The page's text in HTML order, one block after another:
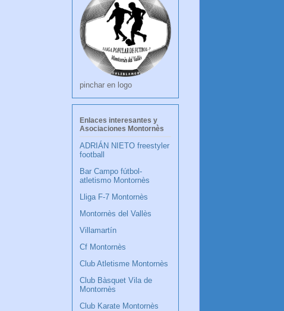
pinchar en logo
Enlaces interesantes y
Asociaciones Montornès
ADRIÁN NIETO freestyler
football
Bar Campo fútbol-
atletismo Montornès
Lliga F-7 Montornès
Montornès del Vallès
Villamartín
Cf Montornès
Club Atletisme Montornès
Club Bàsquet Vila de
Montornès
Club Karate Montornès